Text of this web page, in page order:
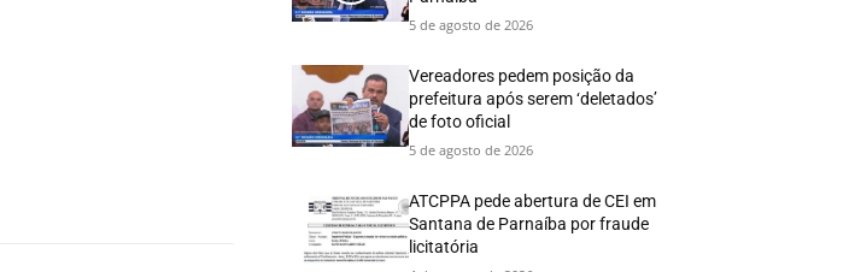
5 de agosto de 2026
Vereadores pedem posição da
prefeitura após serem ‘deletados’
de foto oficial
5 de agosto de 2026
ATCPPA pede abertura de CEI em
Santana de Parnaíba por fraude
licitatória